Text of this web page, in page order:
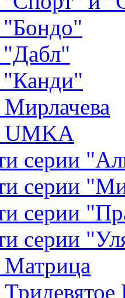
UMKA
серии
серии
серии
серии